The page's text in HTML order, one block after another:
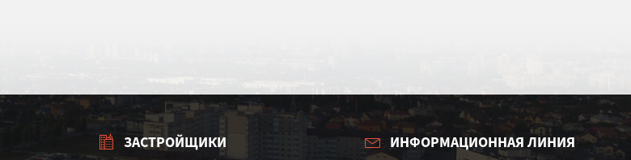
ЗАСТРОЙЩИКИ ИНФОРМАЦИОННАЯ ЛИНИЯ